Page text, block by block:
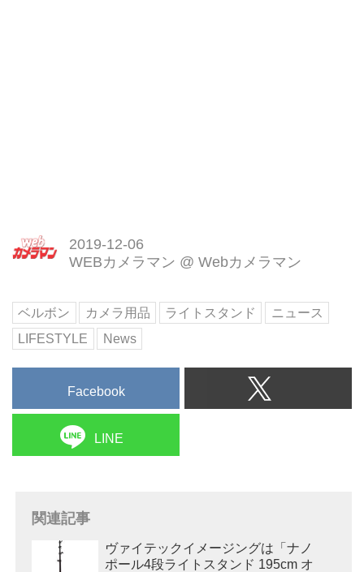
2019-12-06
WEBカメラマン @ Webカメラマン
ベルボン カメラ用品 ライトスタンド
ニュース
LIFESTYLE
News
Facebook
LINE
関連記事
ヴァイテックイメージングは「ナノ
ポール4段ライトスタンド 195cm オ